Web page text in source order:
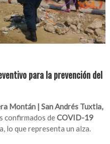
para la prevención del
Montán | San Andrés Tuxtla,
confirmados deCOVID-19
lo que representa un alza.